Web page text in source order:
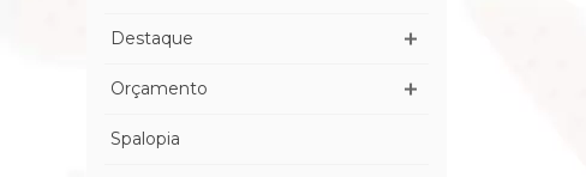
Destaque
Orçamento
Spalopia